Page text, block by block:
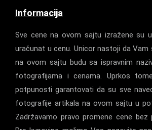
Informacija
Sve cene na ovom sajtu izražene su
uračunat u cenu. Unicor nastoji da Vam
na ovom sajtu budu sa ispravnim
fotografijama i cenama. Uprkos
potpunosti garantovati da su sve
fotografije artikala na ovom sajtu u
Zadržavamo pravo promene cene bez